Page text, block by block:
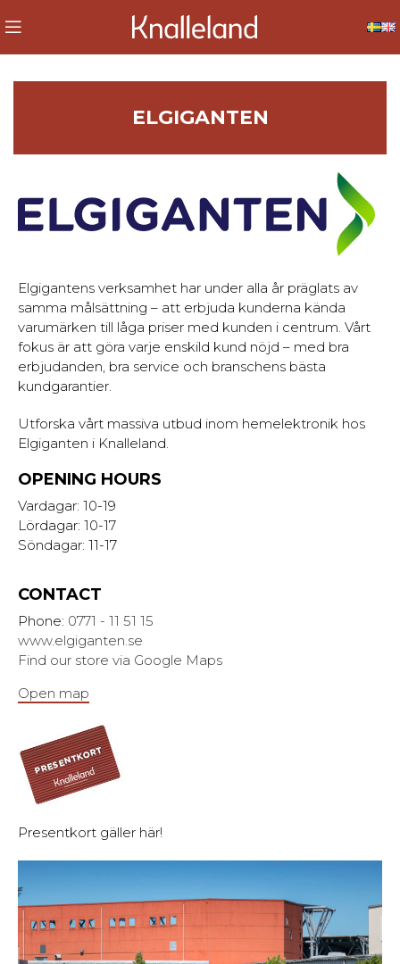
ELGIGANTEN
Elgigantens verksamhet har under alla år präglats av
samma målsättning – att erbjuda kunderna kända
varumärken till låga priser med kunden i centrum. Vårt
fokus är att göra varje enskild kund nöjd – med bra
erbjudanden, bra service och branschens bästa
kundgarantier.
Utforska vårt massiva utbud inom hemelektronik hos
Elgiganten i Knalleland.
OPENING HOURS
Vardagar: 10-19
Lördagar: 10-17
Söndagar: 11-17
CONTACT
Phone: 0771 - 11 51 15
www.elgiganten.se
Find our store via Google Maps
Open map
Presentkort gäller här!